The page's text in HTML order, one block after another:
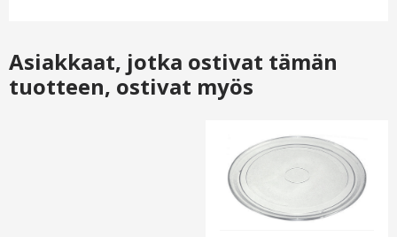
Asiakkaat, jotka ostivat tämän
tuotteen, ostivat myös